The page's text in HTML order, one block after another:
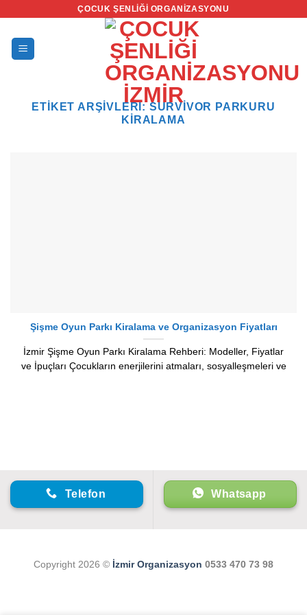
ÇOCUK ŞENLIĞI ORGANIZASYONU
ETIKET ARŞIVLERI: SURVIVOR PARKURU
KIRALAMA
Şişme Oyun Parkı Kiralama ve Organizasyon Fiyatları
İzmir Şişme Oyun Parkı Kiralama Rehberi: Modeller, Fiyatlar
ve İpuçları Çocukların enerjilerini atmaları, sosyalleşmeleri ve
Telefon Whatsapp
Copyright 2026 © İzmir Organizasyon 0533 470 73 98